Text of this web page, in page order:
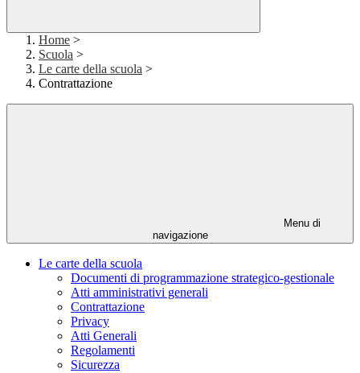
Home >
Scuola >
Le carte della scuola >
Contrattazione
Menu di
navigazione
Le carte della scuola
Documenti di programmazione strategico-gestionale
Atti amministrativi generali
Contrattazione
Privacy
Atti Generali
Regolamenti
Sicurezza